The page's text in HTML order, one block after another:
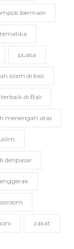
bermain
puasa
islam di bali
terbaik di Bali
menengah atas
denpasar
zakat